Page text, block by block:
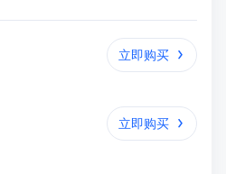
立即购买
立即购买